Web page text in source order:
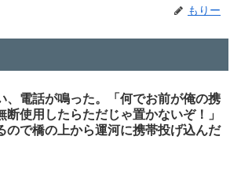
もりー
、電話が鳴った。「何でお前が俺の携
断使用したらただじゃ置かないぞ！」
ので橋の上から運河に携帯投げ込んだ